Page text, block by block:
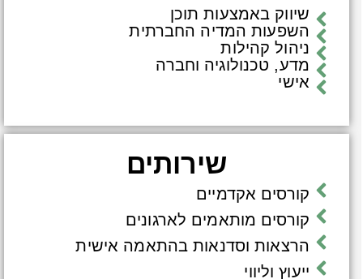
שיווק באמצעות תוכן
השפעות המדיה החברתית
ניהול קהילות
מדע, טכנולוגיה וחברה
אישי
שירותים
קורסים אקדמיים
קורסים מותאמים לארגונים
הרצאות וסדנאות בהתאמה אישית
ייעוץ וליווי